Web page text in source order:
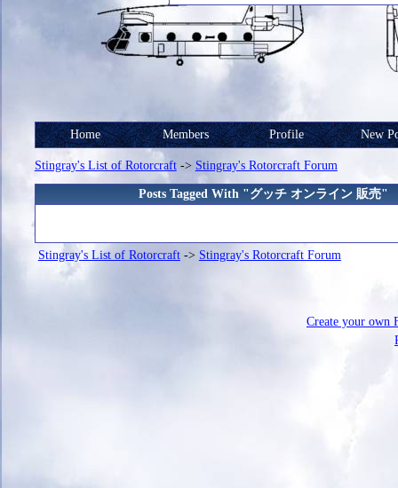
Home Members Profile New
Stingray's List of Rotorcraft-> Stingray's Rotorcraft Forum
Posts Tagged With "グッチ オンライン 販売"
Stingray's List of Rotorcraft-> Stingray's Rotorcraft Forum
Create your own